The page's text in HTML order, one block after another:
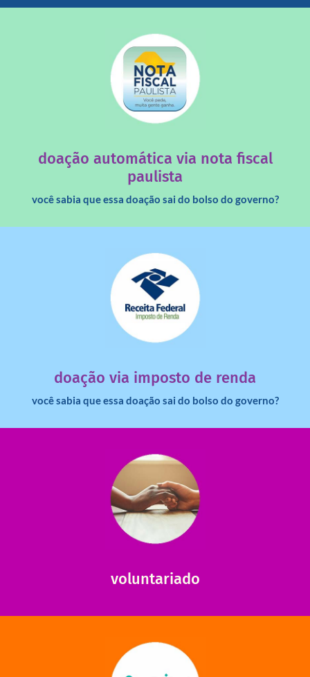
doação automática via nota fiscal
paulista
você sabia que essa doação sai do bolso do governo?
saiba mais
doação via imposto de renda
você sabia que essa doação sai do bolso do governo?
dinheiro deixa de ir para o governo?
saiba mais
voluntariado
ajudar com certos assuntos. Entre em contato conosco e
saiba como nos ajudar.
saiba mais